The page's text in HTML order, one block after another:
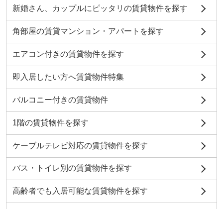
新婚さん、カップルにピッタリの賃貸物件を探す
角部屋の賃貸マンション・アパートを探す
エアコン付きの賃貸物件を探す
即入居したい方へ賃貸物件特集
バルコニー付きの賃貸物件
1階の賃貸物件を探す
ケーブルテレビ対応の賃貸物件を探す
バス・トイレ別の賃貸物件を探す
高齢者でも入居可能な賃貸物件を探す